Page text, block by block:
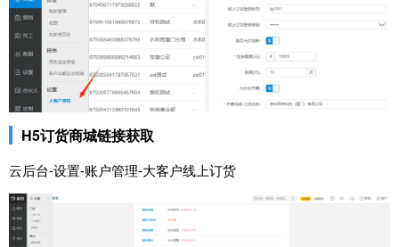
H5订货商城链接获取
云后台-设置-账户管理-大客户线上订货